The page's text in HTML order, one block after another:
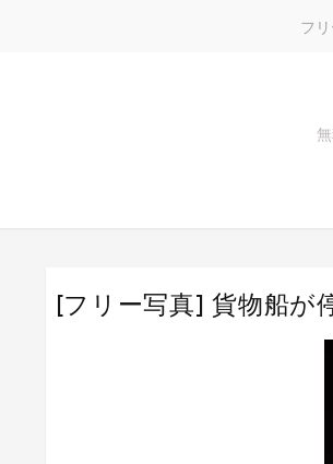
フ
[フリー写真] 貨物船が